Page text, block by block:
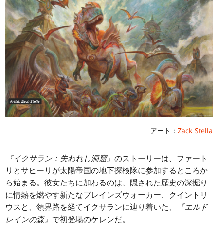
アート： Zack Stella
『イクサラン：失われし洞窟』のストーリーは、ファート
リとサヒーリが太陽帝国の地下探検隊に参加するところか
ら始まる。彼女たちに加わるのは、隠された歴史の深掘り
に情熱を燃やす新たなプレインズウォーカー、クイントリ
ウスと、領界路を経てイクサランに辿り着いた、
『エルド
レインの森』 で初登場のケレンだ。